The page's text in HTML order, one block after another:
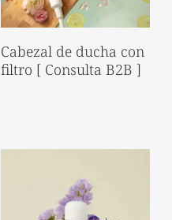
Read More
Cabezal de ducha con
filtro [ Consulta B2B ]